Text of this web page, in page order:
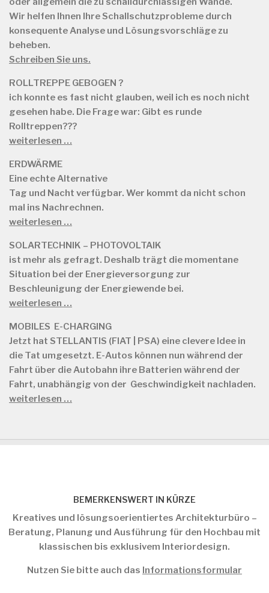
Wir helfen Ihnen Ihre Schallschutzprobleme durch
konsequente Analyse und Lösungsvorschläge zu
beheben.
Schreiben Sie uns.
ROLLTREPPE GEBOGEN ?
ich konnte es fast nicht glauben, weil ich es noch nicht
gesehen habe. Die Frage war: Gibt es runde
Rolltreppen???
weiterlesen …
ERDWÄRME
Eine echte Alternative
Tag und Nacht verfügbar. Wer kommt da nicht schon
mal ins Nachrechnen.
weiterlesen …
SOLARTECHNIK – PHOTOVOLTAIK
ist mehr als gefragt. Deshalb trägt die momentane
Situation bei der Energieversorgung zur
Beschleunigung der Energiewende bei.
weiterlesen …
MOBILES E-CHARGING
Jetzt hat STELLANTIS (FIAT | PSA) eine clevere Idee in
die Tat umgesetzt. E-Autos können nun während der
Fahrt über die Autobahn ihre Batterien während der
Fahrt, unabhängig von der Geschwindigkeit nachladen.
weiterlesen …
BEMERKENSWERT IN KÜRZE
Kreatives und lösungsoerientiertes Architekturbüro –
Beratung, Planung und Ausführung für den Hochbau mit
klassischen bis exklusivem Interiordesign.
Nutzen Sie bitte auch das Informationsformular